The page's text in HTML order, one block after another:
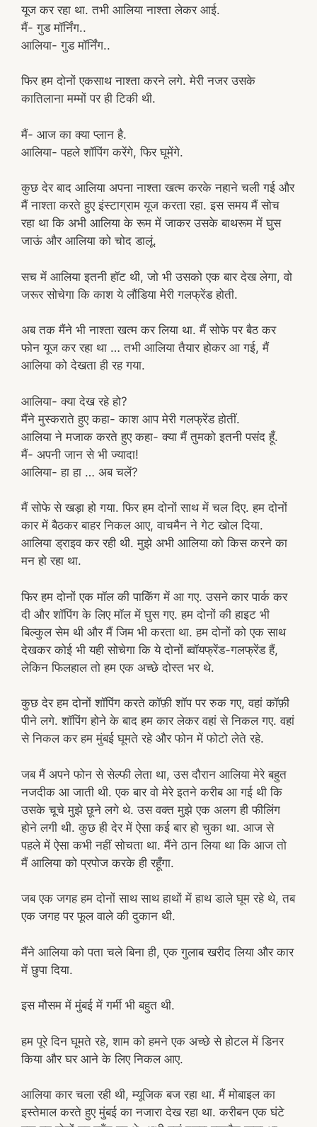
यूज कर रहा था. तभी आलिया नाश्ता लेकर आई.
मैं- गुड मॉर्निंग..
आलिया- गुड मॉर्निंग..
फिर हम दोनों एकसाथ नाश्ता करने लगे. मेरी नजर उसके
कातिलाना मम्मों पर ही टिकी थी.
मैं- आज का क्या प्लान है.
आलिया- पहले शॉपिंग करेंगे, फिर घूमेंगे.
कुछ देर बाद आलिया अपना नाश्ता खत्म करके नहाने चली गई और
मैं नाश्ता करते हुए इंस्टाग्राम यूज करता रहा. इस समय मैं सोच
रहा था कि अभी आलिया के रूम में जाकर उसके बाथरूम में घुस
जाऊं और आलिया को चोद डालूं.
सच में आलिया इतनी हॉट थी, जो भी उसको एक बार देख लेगा, वो
जरूर सोचेगा कि काश ये लौंडिया मेरी गलफ्रेंड होती.
अब तक मैंने भी नाश्ता खत्म कर लिया था. मैं सोफे पर बैठ कर
फोन यूज कर रहा था … तभी आलिया तैयार होकर आ गई, मैं
आलिया को देखता ही रह गया.
आलिया- क्या देख रहे हो?
मैंने मुस्कराते हुए कहा- काश आप मेरी गलफ्रेंड होतीं.
आलिया ने मजाक करते हुए कहा- क्या मैं तुमको इतनी पसंद हूँ.
मैं- अपनी जान से भी ज्यादा!
आलिया- हा हा … अब चलें?
मैं सोफे से खड़ा हो गया. फिर हम दोनों साथ में चल दिए. हम दोनों
कार में बैठकर बाहर निकल आए, वाचमैन ने गेट खोल दिया.
आलिया ड्राइव कर रही थी. मुझे अभी आलिया को किस करने का
मन हो रहा था.
फिर हम दोनों एक मॉल की पाकिॅग में आ गए. उसने कार पार्क कर
दी और शॉपिंग के लिए मॉल में घुस गए. हम दोनों की हाइट भी
बिल्कुल सेम थी और मैं जिम भी करता था. हम दोनों को एक साथ
देखकर कोई भी यही सोचेगा कि ये दोनों ब्वॉयफ्रेंड-गलफ्रेंड हैं,
लेकिन फिलहाल तो हम एक अच्छे दोस्त भर थे.
कुछ देर हम दोनों शॉपिंग करते कॉफ़ी शॉप पर रुक गए, वहां कॉफ़ी
पीने लगे. शॉपिंग होने के बाद हम कार लेकर वहां से निकल गए. वहां
से निकल कर हम मुंबई घूमते रहे और फोन में फोटो लेते रहे.
जब मैं अपने फोन से सेल्फी लेता था, उस दौरान आलिया मेरे बहुत
नजदीक आ जाती थी. एक बार वो मेरे इतने करीब आ गई थी कि
उसके चूचे मुझे छूने लगे थे. उस वक्त मुझे एक अलग ही फीलिंग
होने लगी थी. कुछ ही देर में ऐसा कई बार हो चुका था. आज से
पहले में ऐसा कभी नहीं सोचता था. मैंने ठान लिया था कि आज तो
मैं आलिया को प्रपोज करके ही रहूँगा.
जब एक जगह हम दोनों साथ साथ हाथों में हाथ डाले घूम रहे थे, तब
एक जगह पर फूल वाले की दुकान थी.
मैंने आलिया को पता चले बिना ही, एक गुलाब खरीद लिया और कार
में छुपा दिया.
इस मौसम में मुंबई में गर्मी भी बहुत थी.
हम पूरे दिन घूमते रहे, शाम को हमने एक अच्छे से होटल में डिनर
किया और घर आने के लिए निकल आए.
आलिया कार चला रही थी, म्यूजिक बज रहा था. मैं मोबाइल का
इस्तेमाल करते हुए मुंबई का नजारा देख रहा था. करीबन एक घंटे